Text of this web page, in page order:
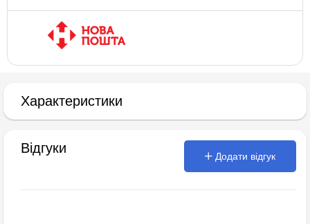
Характеристики
Відгуки
Додати відгук